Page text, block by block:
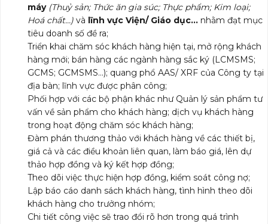
máy (Thuỷ sản; Thức ăn gia súc; Thực phẩm; Kim loại;
Hoá chất…) và lĩnh vực Viện/ Giáo dục… nhằm đạt mục
tiêu doanh số đề ra;
Triển khai chăm sóc khách hàng hiện tại, mở rộng khách
hàng mới; bán hàng các ngành hàng sắc ký (LCMSMS;
GCMS; GCMSMS…); quang phổ AAS/ XRF của Công ty tại
địa bàn; lĩnh vực được phân công;
Phối hợp với các bộ phận khác như Quản lý sản phẩm tư
vấn về sản phẩm cho khách hàng; dịch vụ khách hàng
trong hoạt động chăm sóc khách hàng;
Đàm phán thương thảo với khách hàng về các thiết bị,
giá cả và các điều khoản liên quan, làm báo giá, lên dự
thảo hợp đồng và ký kết hợp đồng;
Theo dõi việc thực hiện hợp đồng, kiểm soát công nợ;
Lập báo cáo danh sách khách hàng, tình hình theo dõi
khách hàng cho trưởng nhóm;
Chi tiết công việc sẽ trao đổi rõ hơn trong quá trình